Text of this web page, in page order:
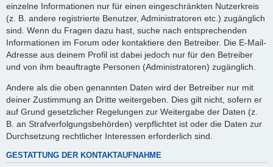
einzelne Informationen nur für einen eingeschränkten Nutzerkreis
(z. B. andere registrierte Benutzer, Administratoren etc.) zugänglich
sind. Wenn du Fragen dazu hast, suche nach entsprechenden
Informationen im Forum oder kontaktiere den Betreiber. Die E-Mail-
Adresse aus deinem Profil ist dabei jedoch nur für den Betreiber
und von ihm beauftragte Personen (Administratoren) zugänglich.
Andere als die oben genannten Daten wird der Betreiber nur mit
deiner Zustimmung an Dritte weitergeben. Dies gilt nicht, sofern er
auf Grund gesetzlicher Regelungen zur Weitergabe der Daten (z.
B. an Strafverfolgungsbehörden) verpflichtet ist oder die Daten zur
Durchsetzung rechtlicher Interessen erforderlich sind.
GESTATTUNG DER KONTAKTAUFNAHME